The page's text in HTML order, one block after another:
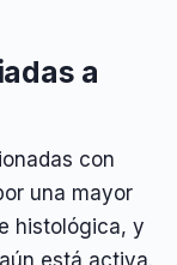
a
con
una mayor
histológica, y